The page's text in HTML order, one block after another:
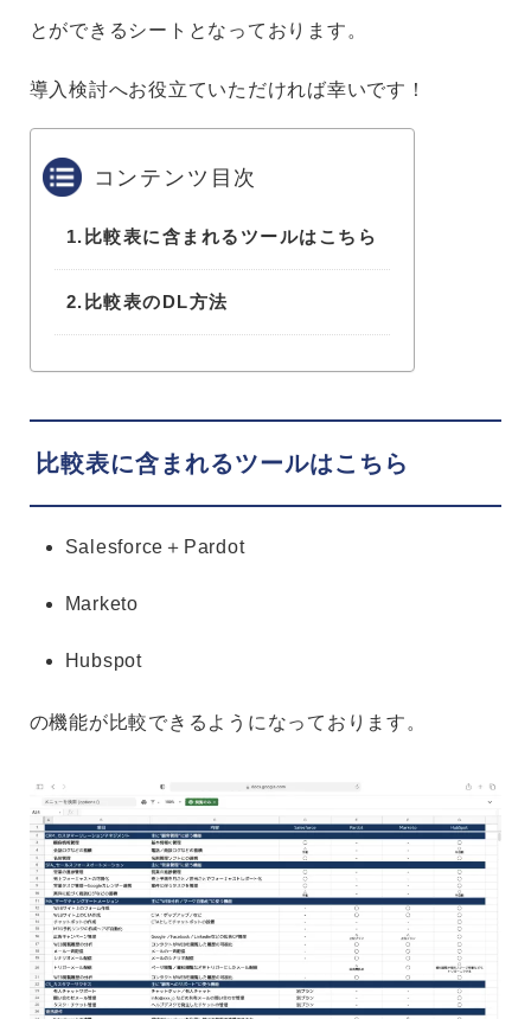
とができるシートとなっております。
導入検討へお役立ていただければ幸いです！
コンテンツ目次
1. 比較表に含まれるツールはこちら
2. 比較表のDL方法
比較表に含まれるツールはこちら
Salesforce＋Pardot
Marketo
Hubspot
の機能が比較できるようになっております。